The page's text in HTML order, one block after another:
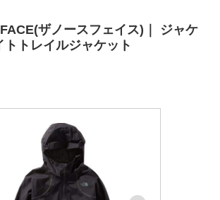
ザノースフェイス)｜ ジャケ
トトレイルジャケット